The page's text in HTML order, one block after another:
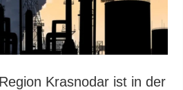
Krasnodar ist in der